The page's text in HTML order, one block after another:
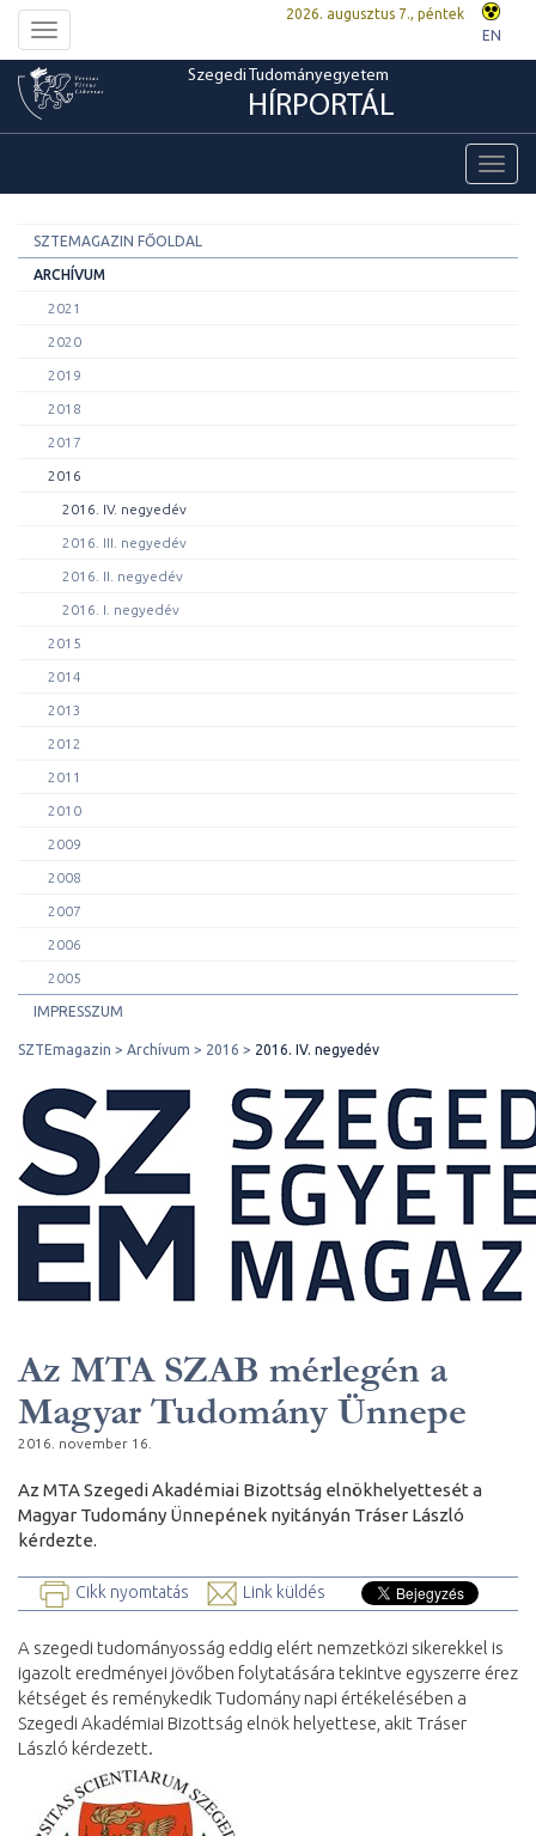
Toggle
navigation
2026. augusztus 7., péntek
EN
Szegedi Tudományegyetem
HÍRPORTÁL
SZTEMAGAZIN FŐOLDAL
ARCHÍVUM
2021
2020
2019
2018
2017
2016
2016. IV. negyedév
2016. III. negyedév
2016. II. negyedév
2016. I. negyedév
2015
2014
2013
2012
2011
2010
2009
2008
2007
2006
2005
IMPRESSZUM
SZTEmagazin Archívum 2016 2016. IV. negyedév
Az MTA SZAB mérlegén a
Magyar Tudomány Ünnepe
2016. november 16.
Az MTA Szegedi Akadémiai Bizottság elnökhelyettesét a
Magyar Tudomány Ünnepének nyitányán Tráser László
kérdezte.
Cikk nyomtatás Link küldés
A szegedi tudományosság eddig elért nemzetközi sikerekkel is
igazolt eredményei jövőben folytatására tekintve egyszerre érez
kétséget és reménykedik Tudomány napi értékelésében a
Szegedi Akadémiai Bizottság elnök helyettese, akit Tráser
László kérdezett.